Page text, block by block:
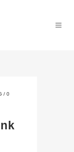
/ 0